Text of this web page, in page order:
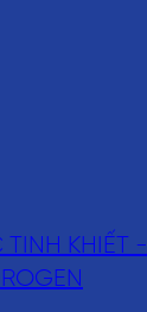
TINH KHIẾT -